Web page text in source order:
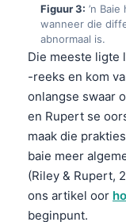
Figuur 3: ’n
wanneer die
abnormaal is.
Die meeste ligte
-reeks en kom
onlangse swaar
en Rupert se
maak die
baie meer
(Riley & Rupert,
ons artikel oor
beginpunt.